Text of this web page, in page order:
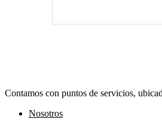
Contamos con puntos de servicios,
Nosotros